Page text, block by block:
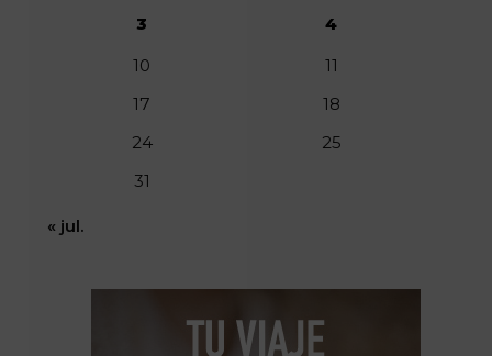
3
4
10
11
17
18
24
25
31
« jul.